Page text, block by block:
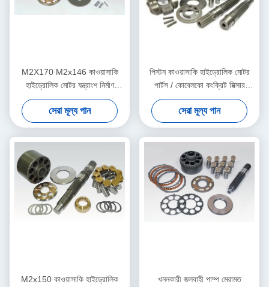
M2X170 M2x146 কাওয়াসাকি
হাইড্রোলিক মোটর যন্ত্রাংশ নির্মাণ
যন্ত্রপাতি জন্য
সেরা মূল্য পান
পিস্টন কাওয়াসাকি হাইড্রোলিক মোটর
পার্টস / কোবেলকো কংক্রিট মিক্সার
কারগুলি রোটারি পাম্প যন্ত্রাংশ
সেরা মূল্য পান
M2x150 কাওয়াসাকি হাইড্রোলিক
খননকারী জলবাহী পাম্প মেরামত